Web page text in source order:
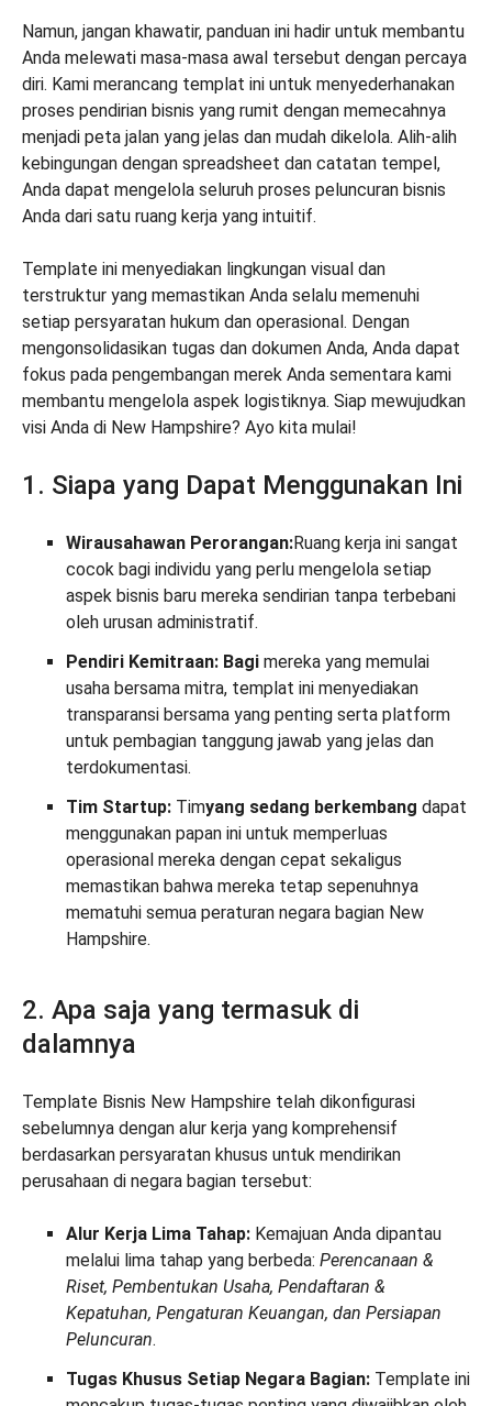
Namun, jangan khawatir, panduan ini hadir untuk membantu
Anda melewati masa-masa awal tersebut dengan percaya
diri. Kami merancang templat ini untuk menyederhanakan
proses pendirian bisnis yang rumit dengan memecahnya
menjadi peta jalan yang jelas dan mudah dikelola. Alih-alih
kebingungan dengan spreadsheet dan catatan tempel,
Anda dapat mengelola seluruh proses peluncuran bisnis
Anda dari satu ruang kerja yang intuitif.
Template ini menyediakan lingkungan visual dan
terstruktur yang memastikan Anda selalu memenuhi
setiap persyaratan hukum dan operasional. Dengan
mengonsolidasikan tugas dan dokumen Anda, Anda dapat
fokus pada pengembangan merek Anda sementara kami
membantu mengelola aspek logistiknya. Siap mewujudkan
visi Anda di New Hampshire? Ayo kita mulai!
1. Siapa yang Dapat Menggunakan Ini
Wirausahawan Perorangan:Ruang kerja ini sangat
cocok bagi individu yang perlu mengelola setiap
aspek bisnis baru mereka sendirian tanpa terbebani
oleh urusan administratif.
Pendiri Kemitraan: Bagi mereka yang memulai
usaha bersama mitra, templat ini menyediakan
transparansi bersama yang penting serta platform
untuk pembagian tanggung jawab yang jelas dan
terdokumentasi.
Tim Startup: Timyang sedang berkembang dapat
menggunakan papan ini untuk memperluas
operasional mereka dengan cepat sekaligus
memastikan bahwa mereka tetap sepenuhnya
mematuhi semua peraturan negara bagian New
Hampshire.
2. Apa saja yang termasuk di
dalamnya
Template Bisnis New Hampshire telah dikonfigurasi
sebelumnya dengan alur kerja yang komprehensif
berdasarkan persyaratan khusus untuk mendirikan
perusahaan di negara bagian tersebut:
Alur Kerja Lima Tahap: Kemajuan Anda dipantau
melalui lima tahap yang berbeda: Perencanaan &
Riset, Pembentukan Usaha, Pendaftaran &
Kepatuhan, Pengaturan Keuangan, dan Persiapan
Peluncuran.
Tugas Khusus Setiap Negara Bagian: Template ini